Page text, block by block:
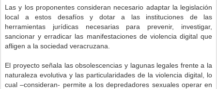
Las y los proponentes consideran necesario adaptar la legislación
local a estos desafíos y dotar a las instituciones de las
herramientas jurídicas necesarias para prevenir, investigar,
sancionar y erradicar las manifestaciones de violencia digital que
afligen a la sociedad veracruzana.
El proyecto señala las obsolescencias y lagunas legales frente a la
naturaleza evolutiva y las particularidades de la violencia digital, lo
cual –consideran- permite a los depredadores sexuales operar en